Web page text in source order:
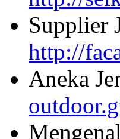
Supplier
http://
Aneka